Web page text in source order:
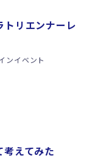
トリエンナーレ
ンイベント
考えてみた